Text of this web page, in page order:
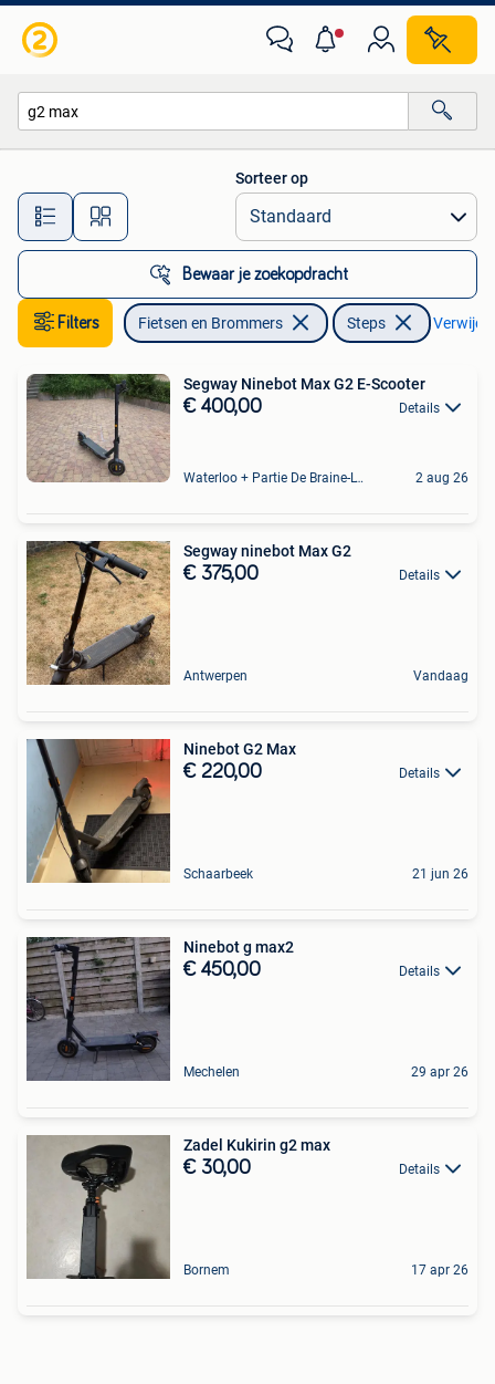
Alle afstanden…
Sorteer op
Bewaar je zoekopdracht
Filters Fietsen en Brommers Steps
Segway Ninebot Max G2 E-Scooter
€ 400,00 Details
Waterloo + Partie De Braine-L'Alleud, De Ohain 2 aug 26
Segway ninebot Max G2
€ 375,00 Details
Antwerpen Vandaag
Ninebot G2 Max
€ 220,00 Details
Schaarbeek 21 jun 26
Ninebot g max2
€ 450,00 Details
Mechelen 29 apr 26
Zadel Kukirin g2 max
€ 30,00 Details
Bornem 17 apr 26